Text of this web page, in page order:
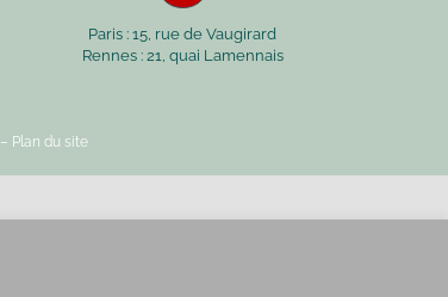
Paris : 15, rue de Vaugirard
Rennes : 21, quai Lamennais
– Plan du site